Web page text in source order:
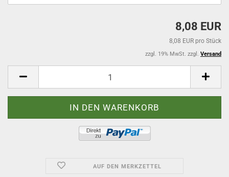
8,08 EUR
8,08 EUR pro Stück
zzgl. 19% MwSt. zzgl. Versand
AUF DEN MERKZETTEL